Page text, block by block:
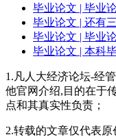
毕业论文 | 毕业
毕业论文 | 还有
毕业论文 | 毕业
毕业论文 | 本科
1.凡人大经济论坛-经
他官网介绍,目的在于
点和其真实性负责；
2.转载的文章仅代表